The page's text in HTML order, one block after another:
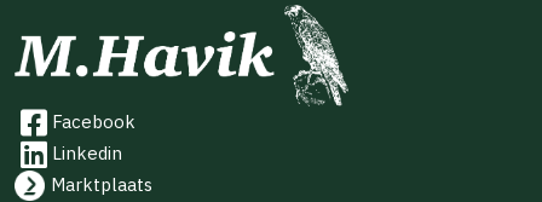
Facebook
Linkedin
Marktplaats